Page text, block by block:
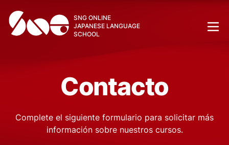
SNG ONLINE
JAPANESE LANGUAGE
SCHOOL
Contacto
Complete el siguiente formulario para solicitar más
información sobre nuestros cursos.